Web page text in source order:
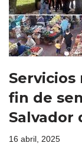
fin de
Salvador
16 abril, 2025